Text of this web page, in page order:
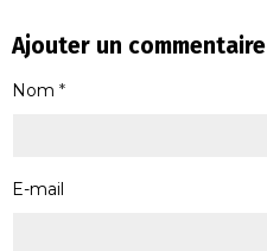
Ajouter un commentaire
Nom
E-mail